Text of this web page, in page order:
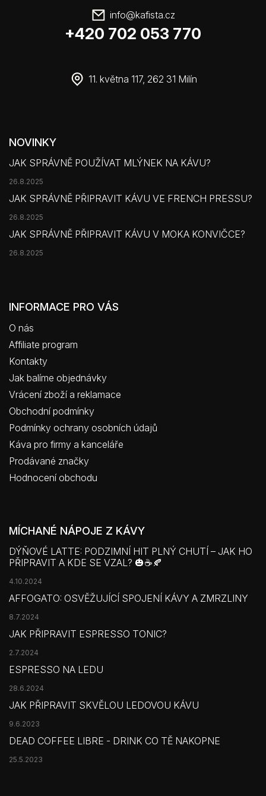
info@kafista.cz
+420 702 053 770
11. května 117, 262 31 Milín
NOVINKY
JAK SPRÁVNĚ POUŽÍVAT MLÝNEK NA KÁVU?
26.8.2025
JAK SPRÁVNĚ PŘIPRAVIT KÁVU VE FRENCH PRESSU?
26.8.2025
JAK SPRÁVNĚ PŘIPRAVIT KÁVU V MOKA KONVIČCE?
26.8.2025
INFORMACE PRO VÁS
O nás
Affiliate program
Kontakty
Jak balíme objednávky
Vrácení zboží a reklamace
Obchodní podmínky
Podmínky ochrany osobních údajů
Káva pro firmy a kanceláře
Prodávané značky
Hodnocení obchodu
MÍCHANÉ NÁPOJE Z KÁVY
DÝŇOVÉ LATTE: PODZIMNÍ HIT PLNÝ CHUTÍ – JAK HO
PŘIPRAVIT A KDE SE VZAL? 🎃☕🍂
4.10.2024
AFFOGATO: OSVĚŽUJÍCÍ SPOJENÍ KÁVY A ZMRZLINY
8.7.2024
JAK PŘIPRAVIT ESPRESSO TONIC?
2.7.2024
ESPRESSO NA LEDU
28.6.2024
JAK PŘIPRAVIT SKVĚLOU LEDOVOU KÁVU
9.6.2023
DEAD COFFEE LIBRE - DRINK CO TĚ NAKOPNE
25.5.2023